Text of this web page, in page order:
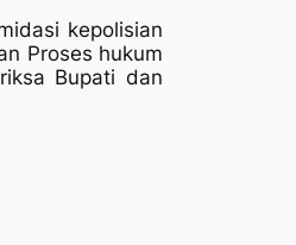
kepolisian
Proses hukum
Bupati dan